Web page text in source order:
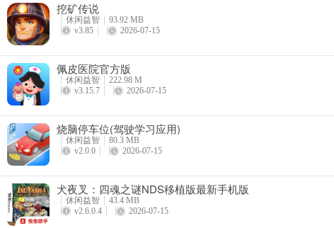
游戏亮点
1、极其搞怪的角色设计
游戏主角兔子与追捕的警察均呈现出夸张、幽默、富有表现力的角色风格
游戏在视觉呈现上十分亮眼，画面色彩鲜明、场景细节丰富，整体美术风
挖矿传说
休闲益智
93.92 MB
v3.85
2026-07-15
佩皮医院官方版
休闲益智
222.98 M
v3.15.7
2026-07-15
烧脑停车位(驾驶学习应用)
休闲益智
80.3 MB
v2.0.0
2026-07-15
犬夜叉：四魂之谜NDS移植版最新手机版
休闲益智
43.4 MB
v2.6.0.4
2026-07-15